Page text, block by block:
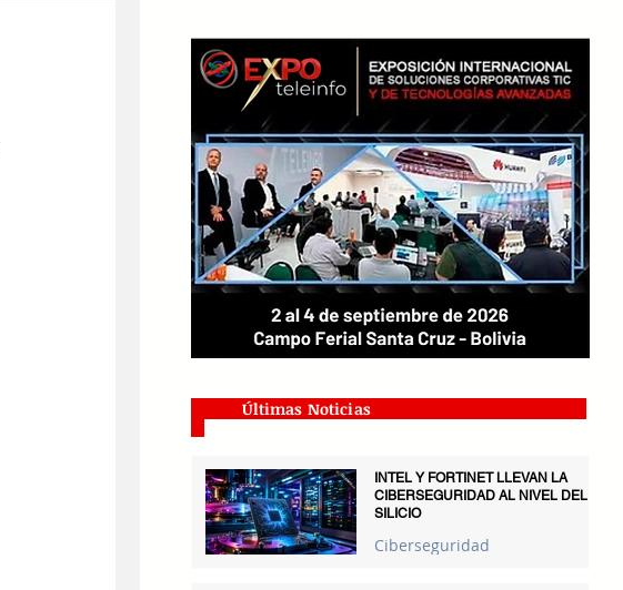
Últimas Noticias
INTEL Y FORTINET LLEVAN LA
CIBERSEGURIDAD AL NIVEL DEL
SILICIO
Ciberseguridad